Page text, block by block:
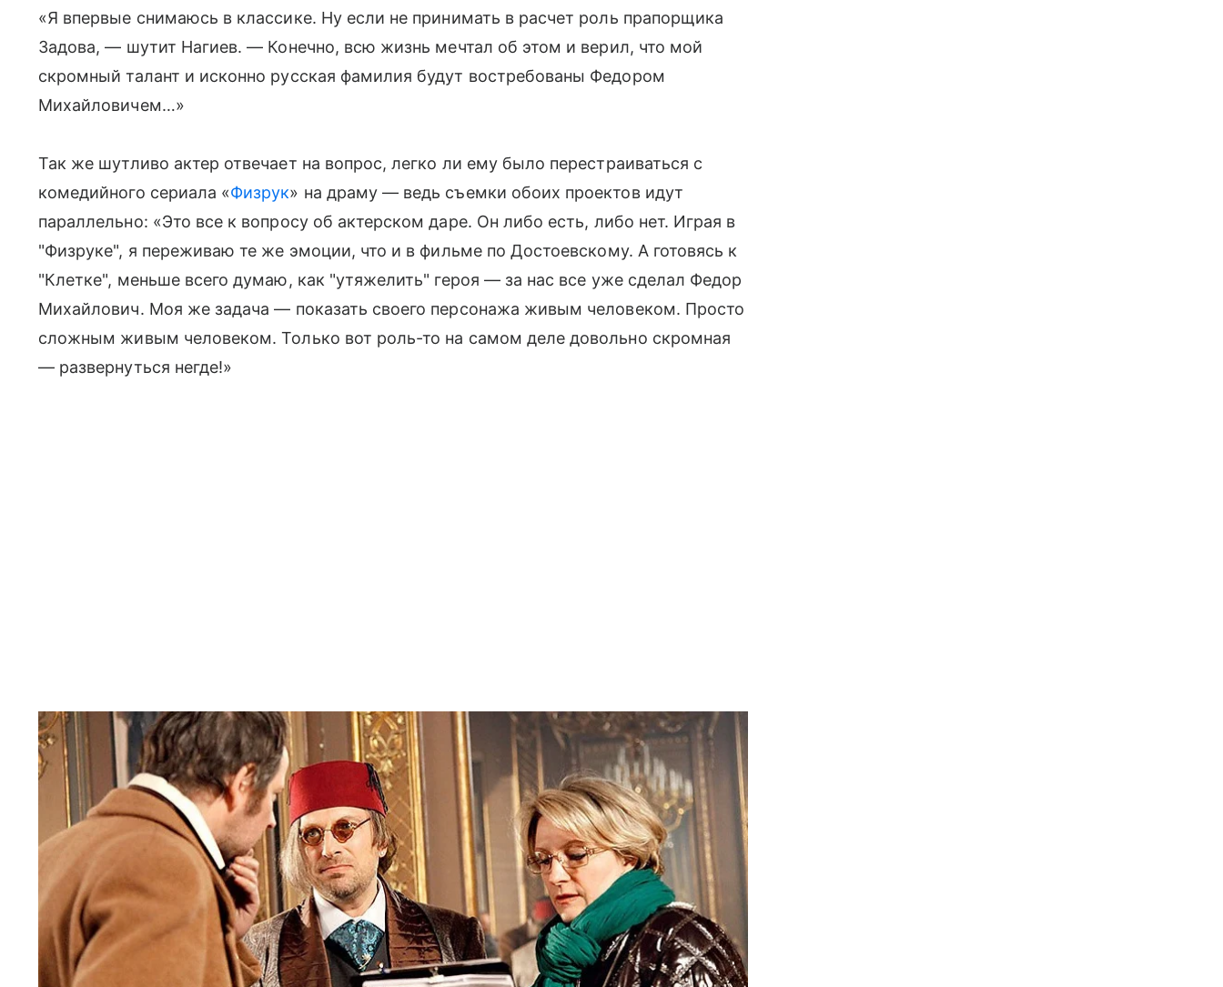
«Я впервые снимаюсь в классике. Ну если не принимать в расчет роль прапорщика
Задова, — шутит Нагиев. — Конечно, всю жизнь мечтал об этом и верил, что мой
скромный талант и исконно русская фамилия будут востребованы Федором
Михайловичем…»
Так же шутливо актер отвечает на вопрос, легко ли ему было перестраиваться с
комедийного сериала «Физрук» на драму — ведь съемки обоих проектов идут
параллельно: «Это все к вопросу об актерском даре. Он либо есть, либо нет. Играя в
"Физруке", я переживаю те же эмоции, что и в фильме по Достоевскому. А готовясь к
"Клетке", меньше всего думаю, как "утяжелить" героя — за нас все уже сделал Федор
Михайлович. Моя же задача — показать своего персонажа живым человеком. Просто
сложным живым человеком. Только вот роль-то на самом деле довольно скромная
— развернуться негде!»